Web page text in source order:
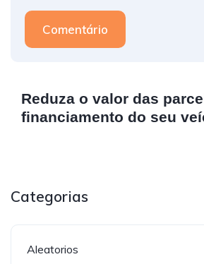
Comentário
Reduza o valor das
financiamento do seu
Categorias
Aleatorios